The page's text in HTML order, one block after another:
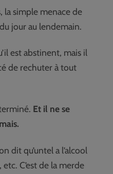
la simple menace de
jour au lendemain.
est abstinent, mais il
de rechuter à tout
Et il ne se
dit qu’untel a l’alcool
C’est de la merde